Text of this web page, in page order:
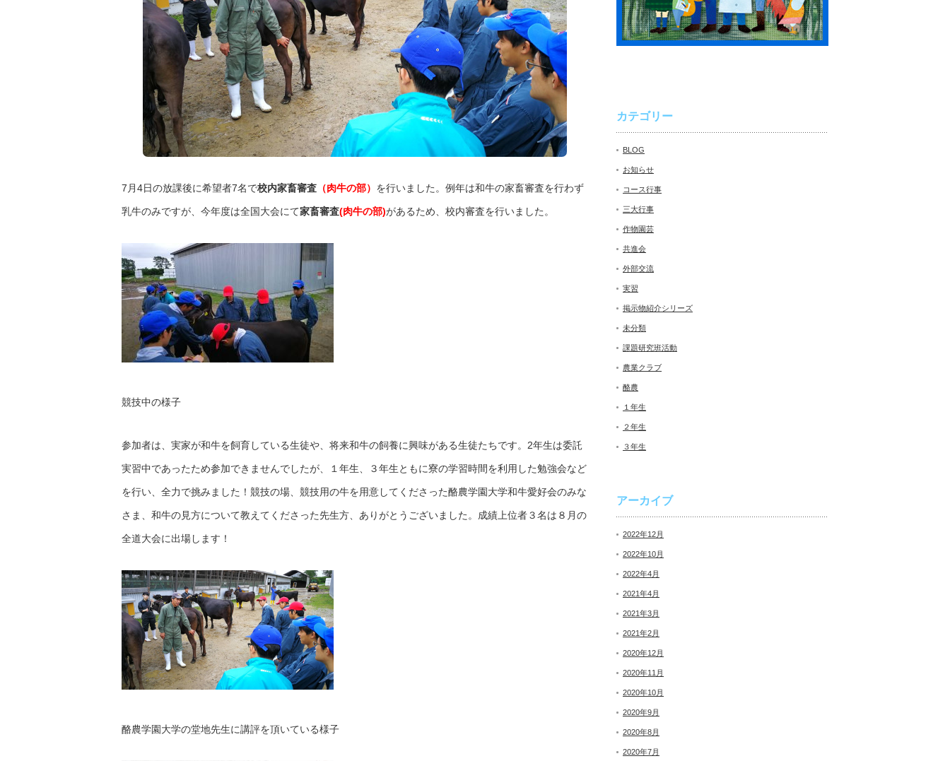
7月4日の放課後に希望者7名で校内家畜審査 （肉牛の部） を行いました。例年は和牛の家畜審査を行わず
乳牛のみですが、今年度は全国大会にて家畜審査(肉牛の部)があるため、校内審査を行いました。
競技中の様子
参加者は、実家が和牛を飼育している生徒や、将来和牛の飼養に興味がある生徒たちです。2年生は委託
実習中であったため参加できませんでしたが、１年生、３年生ともに寮の学習時間を利用した勉強会など
を行い、全力で挑みました！競技の場、競技用の牛を用意してくださった酪農学園大学和牛愛好会のみな
さま、和牛の見方について教えてくださった先生方、ありがとうございました。成績上位者３名は８月の
全道大会に出場します！
酪農学園大学の堂地先生に講評を頂いている様子
カテゴリー
BLOG
お知らせ
コース行事
三大行事
作物園芸
共進会
外部交流
実習
掲示物紹介シリーズ
未分類
課題研究班活動
農業クラブ
酪農
１年生
２年生
３年生
アーカイブ
2022年12月
2022年10月
2022年4月
2021年4月
2021年3月
2021年2月
2020年12月
2020年11月
2020年10月
2020年9月
2020年8月
2020年7月